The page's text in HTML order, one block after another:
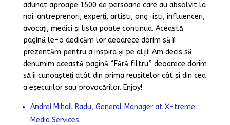
adunat aproape 1500 de persoane care au absolvit la
noi: antreprenori, experți, artiști, ong-iști, influenceri,
avocați, medici și lista poate continua. Această
pagină le-o dedicăm lor deoarece dorim să îi
prezentăm pentru a inspira și pe alții. Am decis să
denumim această pagină “Fără filtru” deoarece dorim
să îi cunoașteți atât din prima reușitelor cât și din cea
a eșecurilor sau provocărilor. Enjoy!
Andrei Mihail Radu, General Manager at X-treme
Media Services